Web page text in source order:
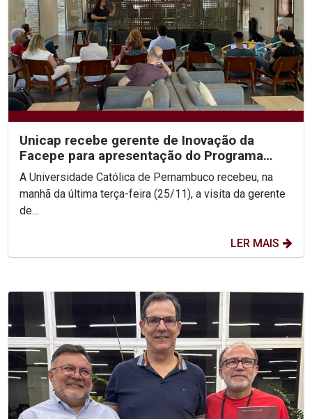
Unicap recebe gerente de Inovação da
Facepe para apresentação do Programa
Centelha 3
A Universidade Católica de Pernambuco recebeu, na
manhã da última terça-feira (25/11), a visita da gerente
de...
LER MAIS